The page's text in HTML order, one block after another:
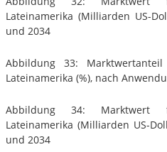
Lateinamerika (Milliarden US-
und 2034
Abbildung 33:
Lateinamerika (%), nach
Abbildung 34: Marktwert
Lateinamerika (Milliarden US-
und 2034